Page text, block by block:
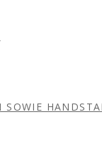
SOWIE